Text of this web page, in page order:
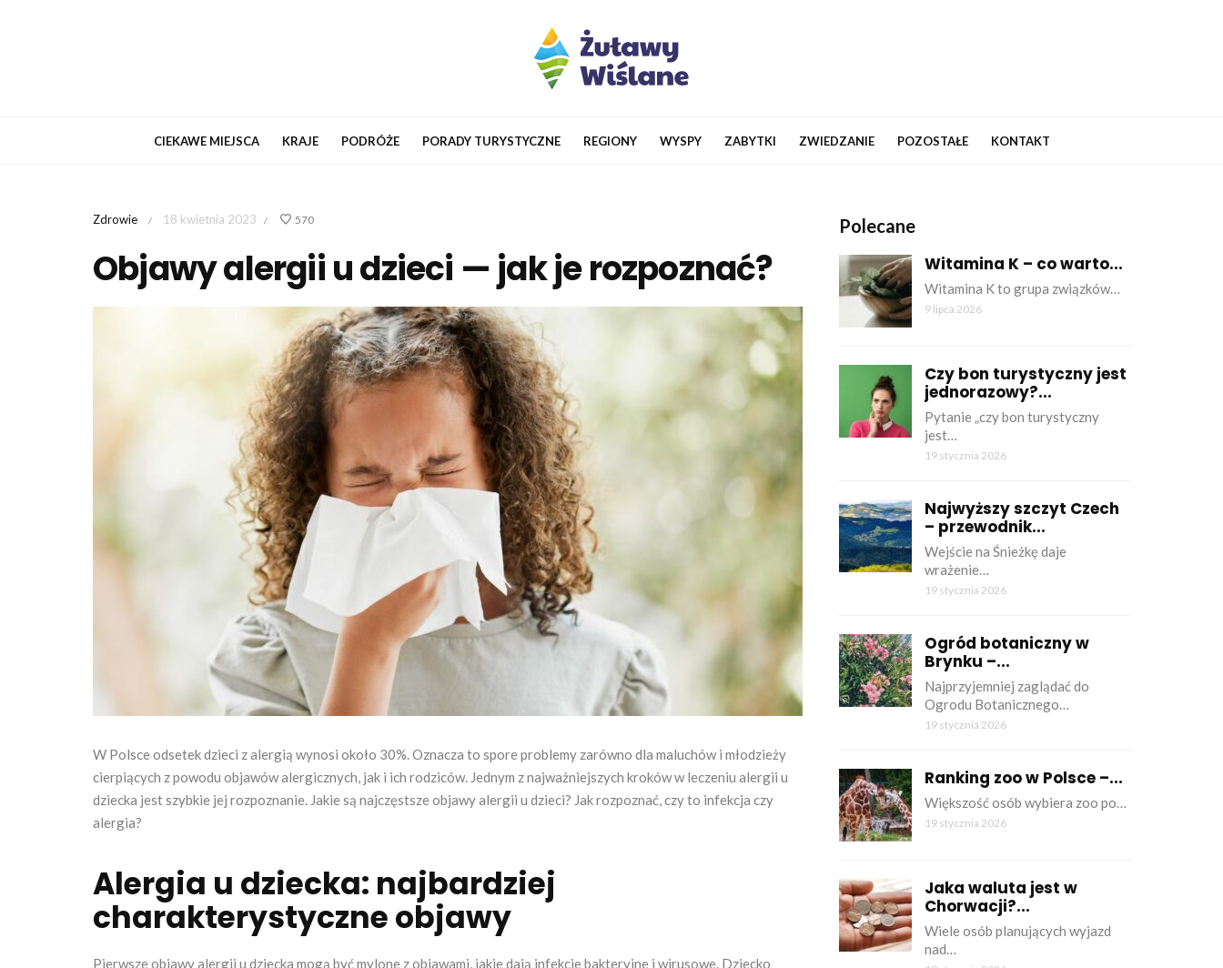
CIEKAWE MIEJSCA KRAJE PODRÓŻE PORADY TURYSTYCZNE REGIONY WYSPY ZABYTKI ZWIEDZANIE POZOSTAŁE KONTAKT
Zdrowie / 18 kwietnia 2023 / 570
Objawy alergii u dzieci — jak je rozpoznać?
W Polsce odsetek dzieci z alergią wynosi około 30%. Oznacza to spore problemy zarówno dla maluchów i młodzieży
cierpiących z powodu objawów alergicznych, jak i ich rodziców. Jednym z najważniejszych kroków w leczeniu alergii u
dziecka jest szybkie jej rozpoznanie. Jakie są najczęstsze objawy alergii u dzieci? Jak rozpoznać, czy to infekcja czy
alergia?
Alergia u dziecka: najbardziej
charakterystyczne objawy
Pierwsze objawy alergii u dziecka mogą być mylone z objawami, jakie dają infekcje bakteryjne i wirusowe. Dziecko
Polecane
Witamina K – co warto...
Witamina K to grupa związków…
9 lipca 2026
Czy bon turystyczny jest
jednorazowy?...
Pytanie „czy bon turystyczny
jest…
19 stycznia 2026
Najwyższy szczyt Czech
– przewodnik...
Wejście na Śnieżkę daje
wrażenie…
19 stycznia 2026
Ogród botaniczny w
Brynku –...
Najprzyjemniej zaglądać do
Ogrodu Botanicznego…
19 stycznia 2026
Ranking zoo w Polsce –...
Większość osób wybiera zoo po…
19 stycznia 2026
Jaka waluta jest w
Chorwacji?...
Wiele osób planujących wyjazd
nad…